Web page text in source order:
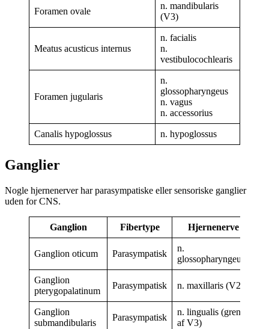
Foramen ovale
n. mandibularis
(V3)
Meatus acusticus internus
n. facialis
n.
vestibulocochlearis
Foramen jugularis
n.
glossopharyngeus
n. vagus
n. accessorius
Canalis hypoglossus n. hypoglossus
Ganglier
Nogle hjernenerver har parasympatiske eller sensoriske ganglier
uden for CNS.
Ganglion Fibertype Hjernenerve
Ganglion oticum Parasympatisk
n.
glossopharyngeus
Ganglion
pterygopalatinum
Parasympatisk n. maxillaris (V2)
Ganglion
submandibularis
Parasympatisk
n. lingualis (gren
af V3)